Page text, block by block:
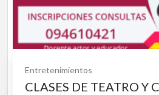
Entretenimientos
CLASES DE TEATRO Y